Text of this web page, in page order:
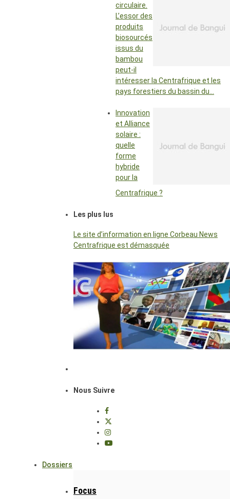
circulaire.
L’essor des
produits
biosourcés
issus du
bambou
peut-il
intéresser la Centrafrique et les
pays forestiers du bassin du…
Innovation
et Alliance
solaire :
quelle
forme
hybride
pour la
Centrafrique ?
Les plus lus
Le site d’information en ligne Corbeau News
Centrafrique est démasquée
Nous Suivre
Dossiers
Focus